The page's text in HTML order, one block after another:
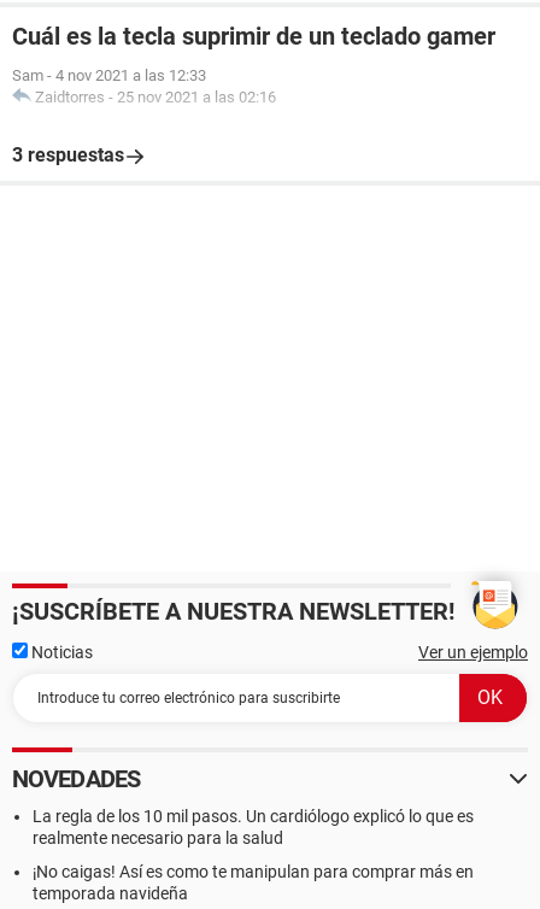
Cuál es la tecla suprimir de un teclado gamer
Sam - 4 nov 2021 a las 12:33
Zaidtorres - 25 nov 2021 a las 02:16
3 respuestas
¡SUSCRÍBETE A NUESTRA NEWSLETTER!
Noticias Ver un ejemplo
NOVEDADES
La regla de los 10 mil pasos. Un cardiólogo explicó lo que es
realmente necesario para la salud
¡No caigas! Así es como te manipulan para comprar más en
temporada navideña